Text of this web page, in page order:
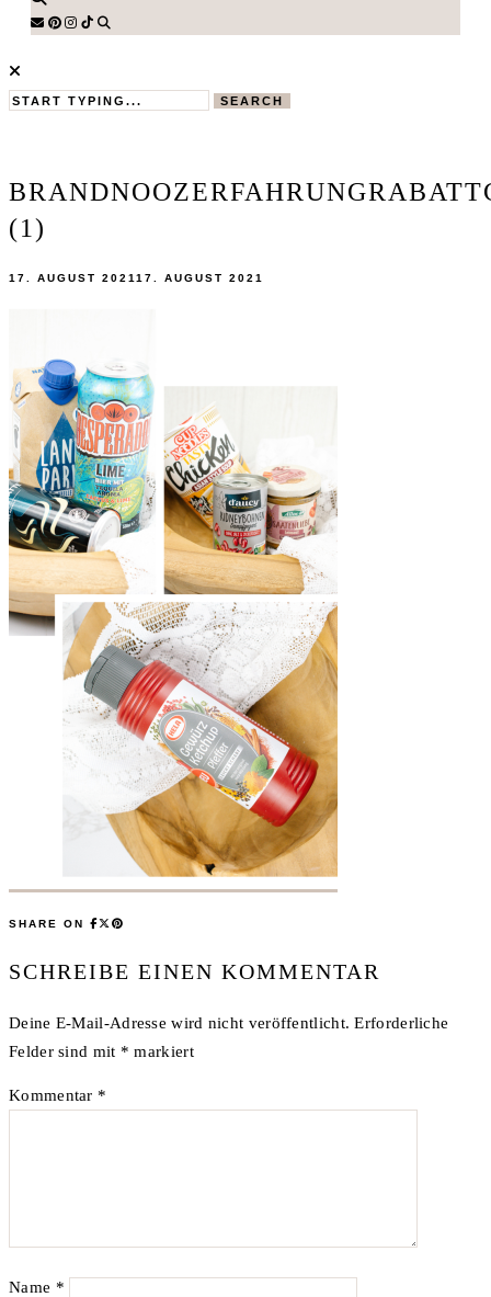
SEARCH
(1)
17. AUGUST 2021 17. AUGUST 2021
SHARE ON
SCHREIBE EINEN KOMMENTAR
Deine E-Mail-Adresse wird nicht veröffentlicht. Erforderliche
Felder sind mit * markiert
Kommentar *
Name *